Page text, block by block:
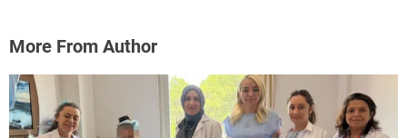
More From Author